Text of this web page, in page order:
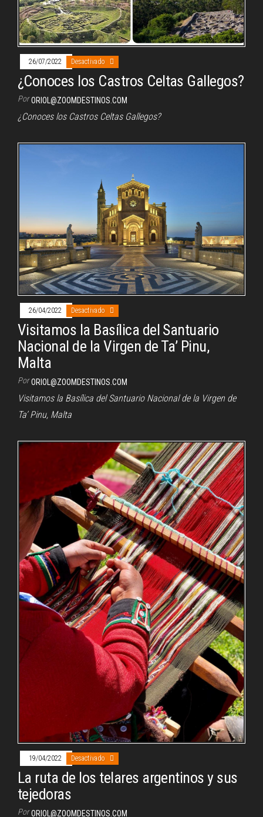
26/07/2022 Desactivado
¿Conoces los Castros Celtas Gallegos?
Por ORIOL@ZOOMDESTINOS.COM
¿Conoces los Castros Celtas Gallegos?
26/04/2022 Desactivado
Visitamos la Basílica del Santuario
Nacional de la Virgen de Ta’ Pinu,
Malta
Por ORIOL@ZOOMDESTINOS.COM
Visitamos la Basílica del Santuario Nacional de la Virgen de
Ta’ Pinu, Malta
19/04/2022 Desactivado
La ruta de los telares argentinos y sus
tejedoras
Por ORIOL@ZOOMDESTINOS.COM